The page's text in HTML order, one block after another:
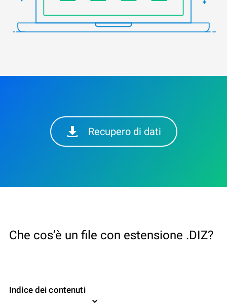
Recupero di dati
Che cos’è un file con estensione .DIZ?
Indice dei contenuti